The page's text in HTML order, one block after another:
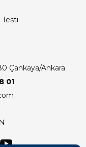
Çankaya/Ankara
01